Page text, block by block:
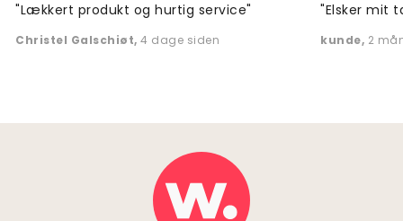
"Lækkert produkt og hurtig service"
Christel Galschiøt, 4 dage siden
"Elsker mit
kunde, 2